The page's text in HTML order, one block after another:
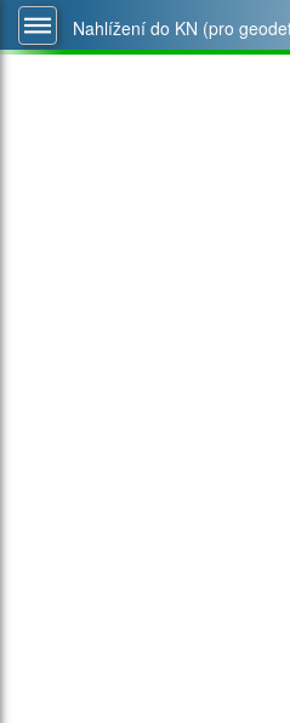
Nahlížení do KN (pro